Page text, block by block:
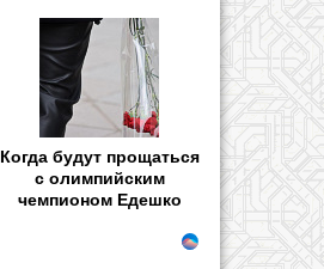
Когда будут прощаться
с олимпийским
чемпионом Едешко